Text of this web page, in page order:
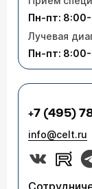
Пн-пт:
Лучевая
Пн-пт:
+7 (495)
info@celt.ru